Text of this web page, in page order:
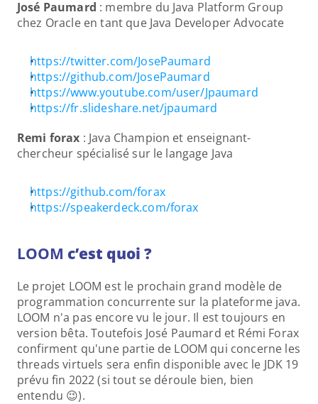
José Paumard : membre du Java Platform Group
chez Oracle en tant que Java Developer Advocate
https://twitter.com/JosePaumard
https://github.com/JosePaumard
https://www.youtube.com/user/Jpaumard
https://fr.slideshare.net/jpaumard
Remi forax : Java Champion et enseignant-
chercheur spécialisé sur le langage Java
https://github.com/forax
https://speakerdeck.com/forax
LOOM c’est quoi ?
Le projet LOOM est le prochain grand modèle de
programmation concurrente sur la plateforme java.
LOOM n'a pas encore vu le jour. Il est toujours en
version bêta. Toutefois José Paumard et Rémi Forax
confirment qu'une partie de LOOM qui concerne les
threads virtuels sera enfin disponible avec le JDK 19
prévu fin 2022 (si tout se déroule bien, bien
entendu 😉).